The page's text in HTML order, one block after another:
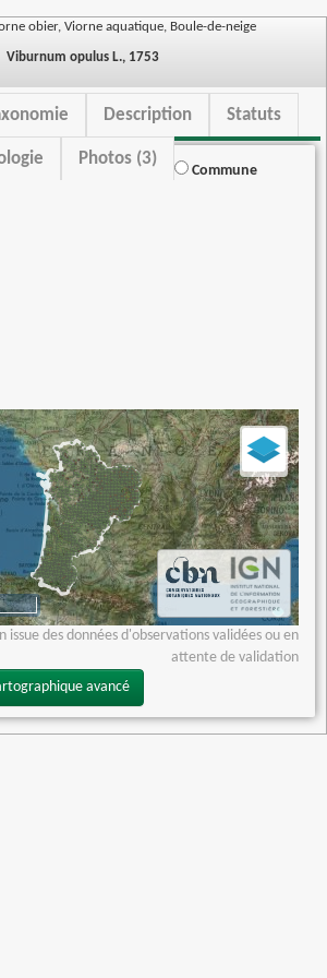
obier, Viorne aquatique, Boule-de-neige
Viburnum opulus L., 1753
Description Statuts
Photos (3)
Commune
issue des données d'observations validées ou en
attente de validation
avancé